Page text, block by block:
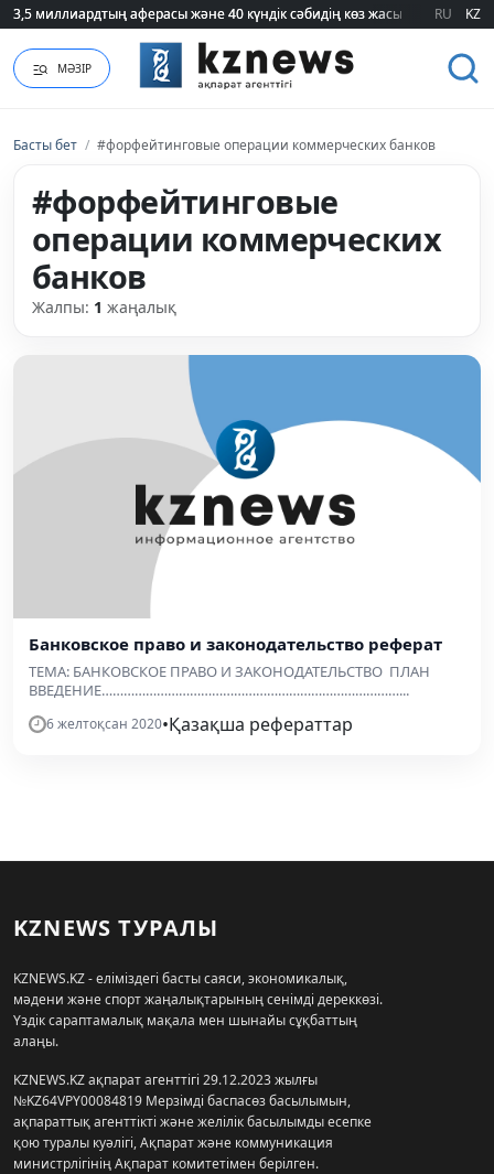
3,5 миллиардтың аферасы және 40 күндік сәбидің көз жасы:
3,5 миллиардтың аферасы және 40 күндік сәбидің көз жасы: RU KZ
МӘЗІР
Басты бет / #форфейтинговые операции коммерческих банков
#форфейтинговые
операции коммерческих
банков
Жалпы: 1 жаңалық
Банковское право и законодательство реферат
ТЕМА: БАНКОВСКОЕ ПРАВО И ЗАКОНОДАТЕЛЬСТВО ПЛАН
ВВЕДЕНИЕ………………………………………………………………………...
6 желтоқсан 2020•Қазақша рефераттар
KZNEWS ТУРАЛЫ
KZNEWS.KZ - еліміздегі басты саяси, экономикалық,
мәдени және спорт жаңалықтарының сенімді дереккөзі.
Үздік сараптамалық мақала мен шынайы сұқбаттың
алаңы.
KZNEWS.KZ ақпарат агенттігі 29.12.2023 жылғы
№KZ64VPY00084819 Мерзімді баспасөз басылымын,
ақпараттық агенттікті және желілік басылымды есепке
қою туралы куәлігі, Ақпарат және коммуникация
министрлігінің Ақпарат комитетімен берілген.